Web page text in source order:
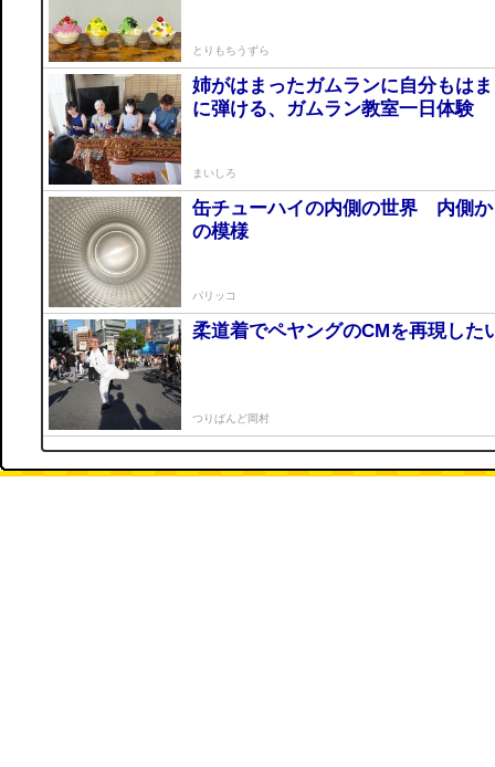
とりもちうずら
姉がはまったガムランに自分もは
に弾ける、ガムラン教室一日体験
まいしろ
缶チューハイの内側の世界 内側
の模様
パリッコ
柔道着でペヤングのCMを再現した
つりばんど岡村